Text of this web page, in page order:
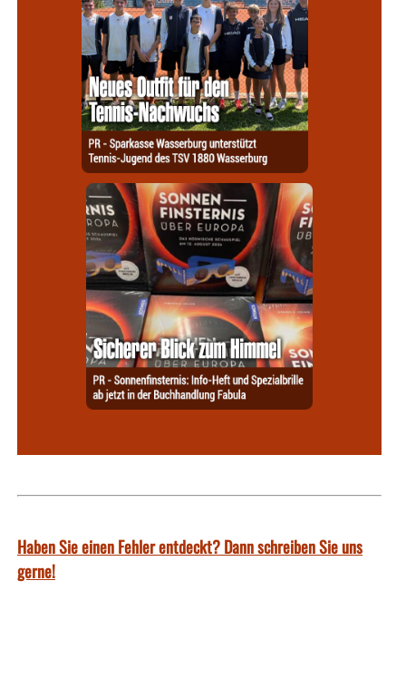
Haben Sie einen Fehler entdeckt? Dann schreiben Sie uns
gerne!